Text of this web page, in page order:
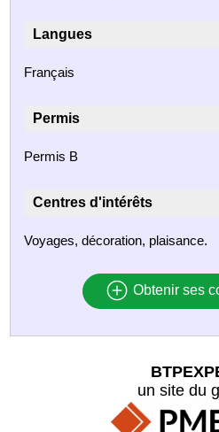
Langues
Français
Permis
Permis B
Centres d'intérêts
Voyages, décoration, plaisance.
Obtenir ses
un site du